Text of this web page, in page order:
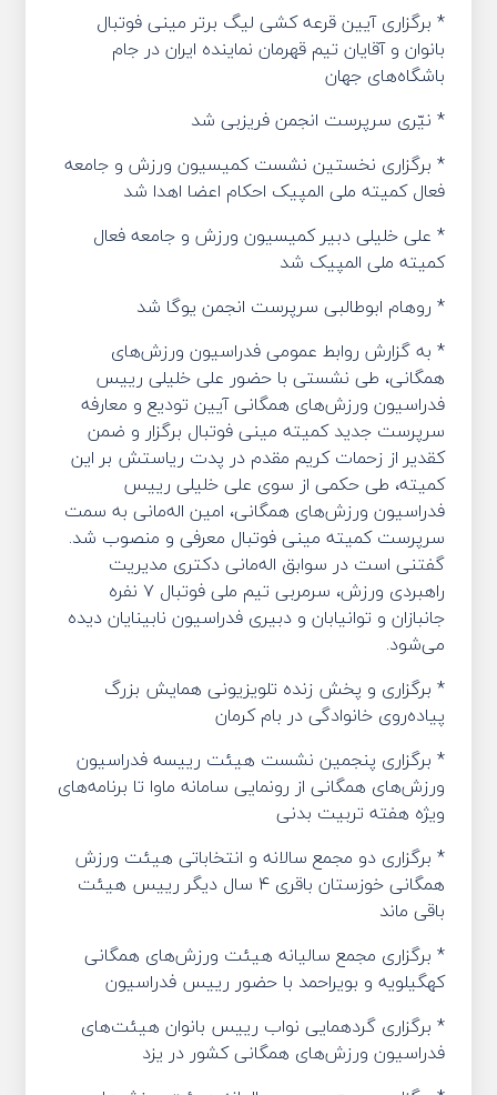
* برگزاری آیین قرعه کشی لیگ برتر مینی فوتبال
بانوان و آقایان تیم قهرمان نماینده ایران در جام
باشگاه‌های جهان
* نیّری سرپرست انجمن فریزبی شد
* برگزاری نخستین نشست کمیسیون ورزش و جامعه
فعال کمیته ملی المپیک احکام اعضا اهدا شد
* علی خلیلی دبیر کمیسیون ورزش و جامعه فعال
کمیته ملی المپیک شد
* روهام ابوطالبی سرپرست انجمن یوگا شد
* به گزارش روابط عمومی فدراسیون ورزش‌های
همگانی،‌ طی نشستی با حضور علی خلیلی رییس
فدراسیون ورزش‌های همگانی آیین تودیع و معارفه
سرپرست جدید کمیته مینی فوتبال برگزار و ضمن
کقدیر از زحمات کریم مقدم در پدت ریاستش بر این
کمیته، طی حکمی از سوی علی خلیلی رییس
فدراسیون ورزش‌های همگانی، امین اله‌مانی به سمت
سرپرست کمیته مینی فوتبال معرفی و منصوب شد.
گفتنی است در سوابق اله‌مانی دکتری مدیریت
راهبردی ورزش،‌ سرمربی تیم ملی فوتبال ۷ نفره
جانبازان و توانیابان و دبیری فدراسیون نابینایان دیده
می‌شود.
* برگزاری و پخش زنده تلویزیونی همایش بزرگ
پیاده‌روی خانوادگی در بام کرمان
* برگزاری پنجمین نشست هیئت رییسه فدراسیون
ورزش‌های همگانی از رونمایی سامانه ماوا تا برنامه‌های‌
ویژه هفته تربیت بدنی
* برگزاری دو مجمع سالانه و انتخاباتی هیئت ورزش
همگانی خوزستان باقری ۴ سال دیگر رییس هیئت
باقی ماند
* برگزاری مجمع سالیانه هیئت ورزش‌های همگانی
کهگیلویه و بویراحمد با حضور رییس فدراسیون
* برگزاری گردهمایی نواب رییس بانوان هیئت‌های
فدراسیون ورزش‌های همگانی کشور در یزد